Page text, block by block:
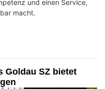
und einen Service,
macht.
Goldau SZ bietet